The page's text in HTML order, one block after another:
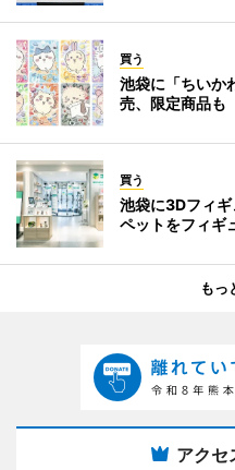
買う
池袋に「ちいか
売、限定商品も
買う
池袋に3Dフィ
ペットをフィギ
もっ
アクセ